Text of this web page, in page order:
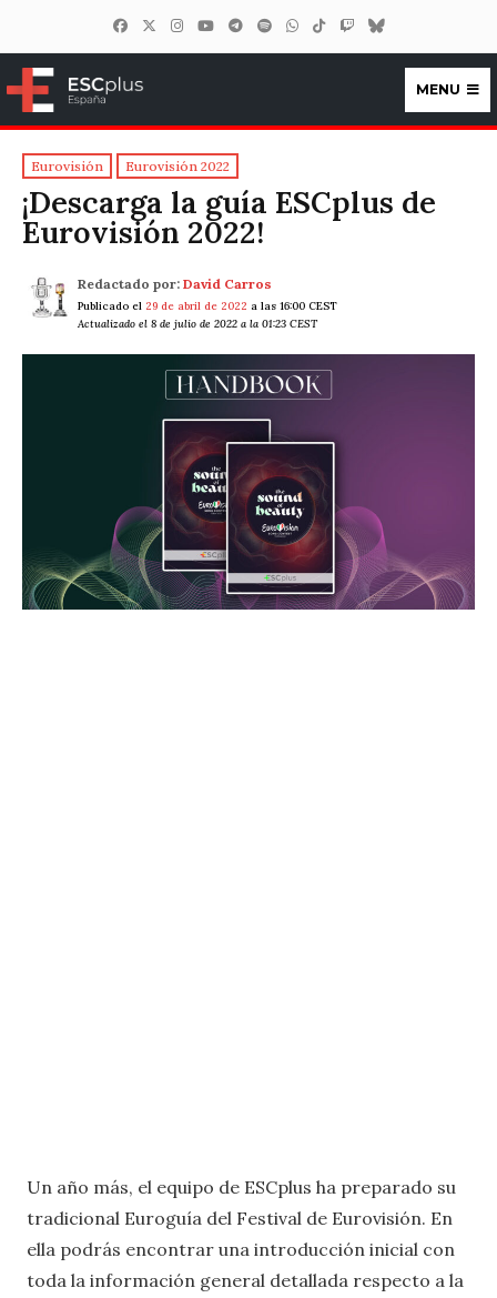
ESCplus España
MENU
Eurovisión Eurovisión 2022
¡Descarga la guía ESCplus de
Eurovisión 2022!
Redactado por: David Carros
Publicado el 29 de abril de 2022 a las 16:00 CEST
Actualizado el 8 de julio de 2022 a la 01:23 CEST
Un año más, el equipo de ESCplus ha preparado su
tradicional Euroguía del Festival de Eurovisión. En
ella podrás encontrar una introducción inicial con
toda la información general detallada respecto a la